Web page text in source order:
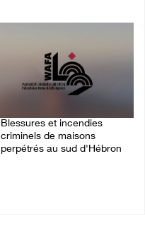
Blessures et incendies
criminels de maisons
perpétrés au sud d'Hébron